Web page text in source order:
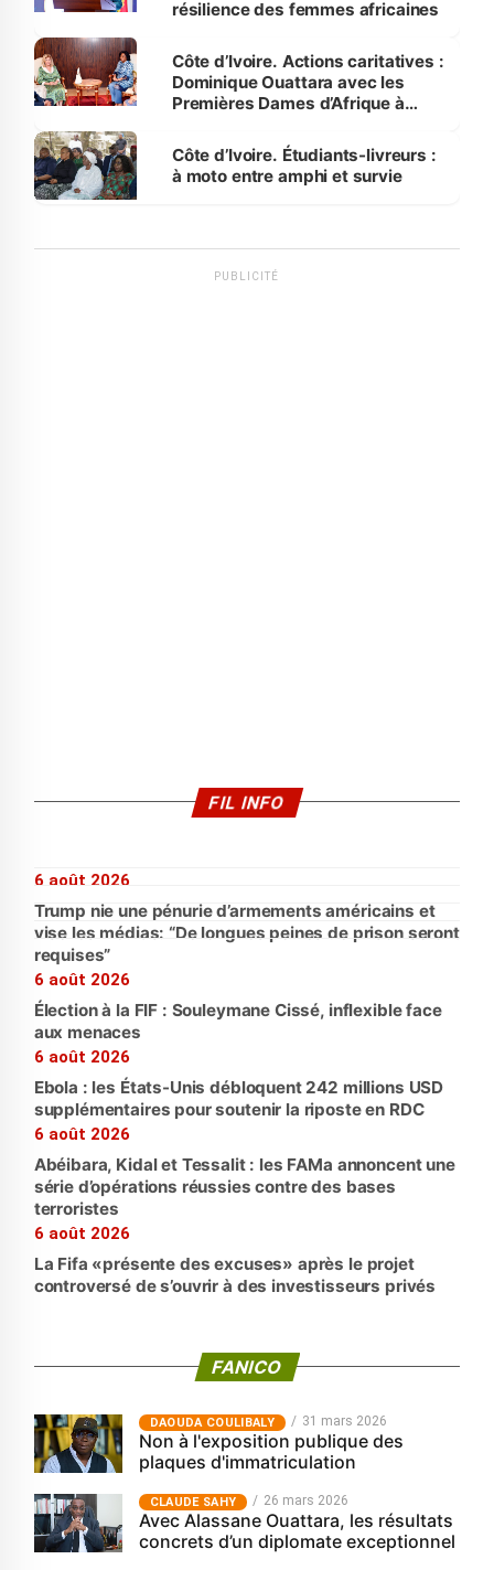
résilience des femmes africaines
Côte d’Ivoire. Actions caritatives :
Dominique Ouattara avec les
Premières Dames d’Afrique à
Côte d’Ivoire. Étudiants-livreurs :
à moto entre amphi et survie
PUBLICITÉ
FIL INFO
6 août 2026
Trump nie une pénurie d’armements américains et
vise les médias: “De longues peines de prison seront
requises”
6 août 2026
Élection à la FIF : Souleymane Cissé, inflexible face
aux menaces
6 août 2026
Ebola : les États-Unis débloquent 242 millions USD
supplémentaires pour soutenir la riposte en RDC
6 août 2026
Abéibara, Kidal et Tessalit : les FAMa annoncent une
série d’opérations réussies contre des bases
terroristes
6 août 2026
La Fifa «présente des excuses» après le projet
controversé de s’ouvrir à des investisseurs privés
FANICO
‎DAOUDA COULIBALY 31 mars 2026
Non à l'exposition publique des
plaques d'immatriculation
CLAUDE SAHY 26 mars 2026
Avec Alassane Ouattara, les résultats
concrets d’un diplomate exceptionnel